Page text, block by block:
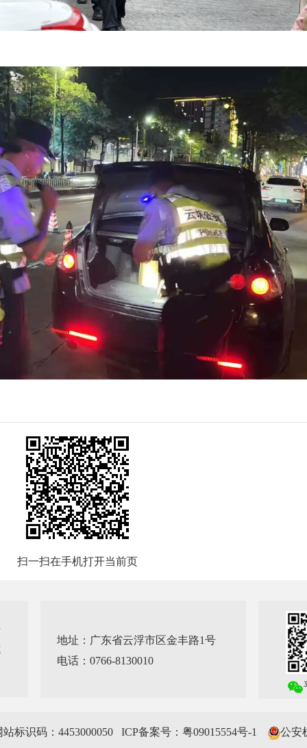
扫一扫在手机打开当前页
地址：广东省云浮市区金丰路1号
电话：0766-8130010
标识码：4453000050 ICP备案号：粤09015554号-1 公安